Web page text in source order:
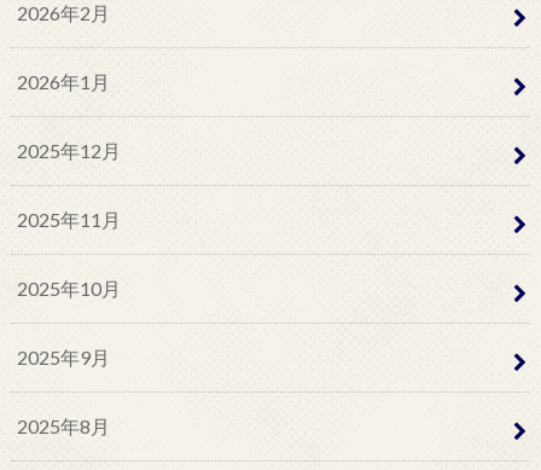
2026年2月
2026年1月
2025年12月
2025年11月
2025年10月
2025年9月
2025年8月